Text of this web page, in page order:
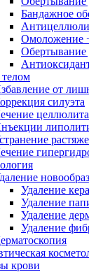
Бандажное
Омоложение
Обертывание
телом
от
силуэта
целлюлита
Удаление
Удаление
Удаление
Удаление
крови